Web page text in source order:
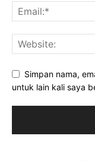
Simpan nama,
untuk lain kali saya